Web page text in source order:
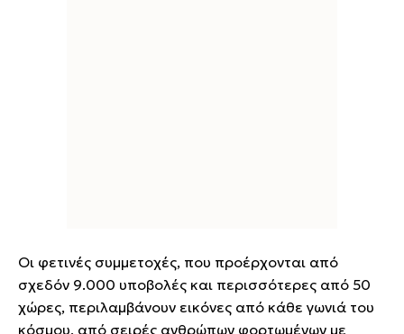
Οι φετινές συμμετοχές, που προέρχονται από
σχεδόν 9.000 υποβολές και περισσότερες από 50
χώρες, περιλαμβάνουν εικόνες από κάθε γωνιά του
κόσμου, από σειρές ανθρώπων φορτωμένων με